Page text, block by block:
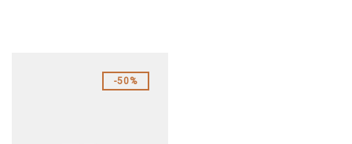
50%